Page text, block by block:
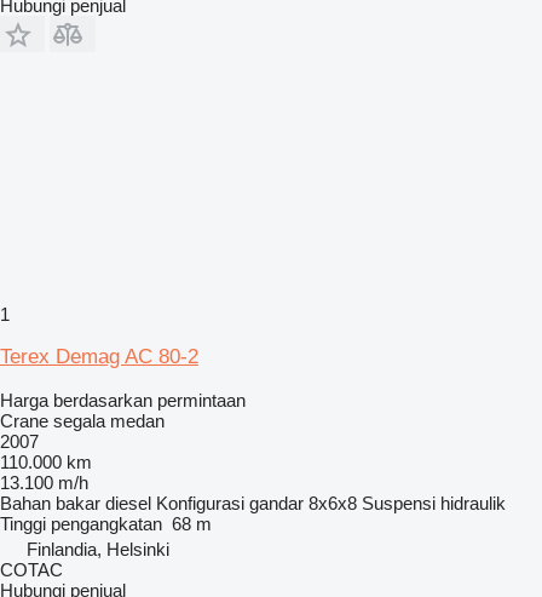
Hubungi penjual
1
Terex Demag AC 80-2
Harga berdasarkan permintaan
Crane segala medan
2007
110.000 km
13.100 m/h
Bahan bakar diesel Konfigurasi gandar 8x6x8 Suspensi hidraulik
Tinggi pengangkatan 68 m
Finlandia, Helsinki
COTAC
Hubungi penjual